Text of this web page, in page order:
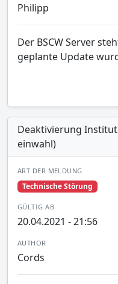
Philipp
Der BSCW Server
geplante Update
Deaktivierung
einwahl)
ART DER MELDUNG
Technische Störung
GÜLTIG AB
20.04.2021 - 21:56
AUTHOR
Cords